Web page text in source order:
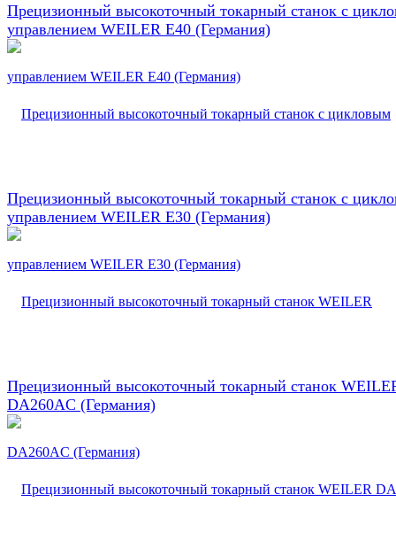
Прецизионный высокоточный токарный станок с
управлением WEILER E40 (Германия)
Прецизионный высокоточный токарный станок с
управлением WEILER E30 (Германия)
Прецизионный высокоточный токарный станок
DA260AC (Германия)